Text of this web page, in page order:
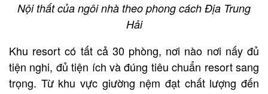
Nội thất của ngôi nhà theo phong cách Địa Trung
Hải
Khu resort có tất cả 30 phòng, nơi nào nơi nấy đủ
tiện nghi, đủ tiện ích và đúng tiêu chuẩn resort sang
trọng. Từ khu vực giường nệm đạt chất lượng đến